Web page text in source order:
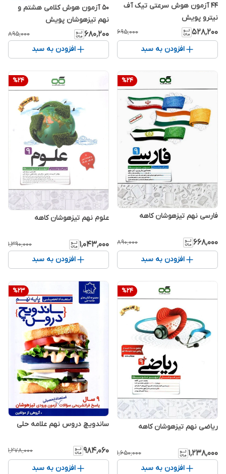
44 آزمون هوش سرعتی تیک آف
نیترو پویش
۵۲۸٬۲۰۰ ۶۹۵٬۰۰۰
افزودن به سبد
50 آزمون هوش کلامی هشتم و
نهم تیزهوشان پویش
۶۸۰٬۲۰۰ ۸۹۵٬۰۰۰
افزودن به سبد
%24
فارسی نهم تیزهوشان کاهه
۶۶۸٬۰۰۰ ۸۹۰٬۰۰۰
افزودن به سبد
%24
علوم نهم تیزهوشان کاهه
۱٬۰۴۳٬۰۰۰ ۱٬۳۹۰٬۰۰۰
افزودن به سبد
%24
ریاضی نهم تیزهوشان کاهه
۱٬۲۳۸٬۰۰۰ ۱٬۶۵۰٬۰۰۰
افزودن به سبد
%23
ساندویچ دروس نهم علامه حلی
۹۸۴٬۰۶۰ ۱٬۲۷۸٬۰۰۰
افزودن به سبد